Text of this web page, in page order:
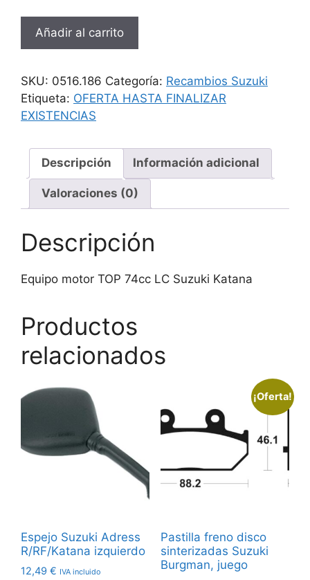
motor
74cc
LC
Suzuki
cantidad
Añadir al carrito
SKU: 0516.186 Categoría: Recambios Suzuki
Etiqueta: OFERTA HASTA FINALIZAR
EXISTENCIAS
Descripción Información adicional
Valoraciones (0)
Descripción
Equipo motor TOP 74cc LC Suzuki Katana
Productos
relacionados
Espejo Suzuki Adress
R/RF/Katana izquierdo
12,49 € IVA incluido
¡Oferta!
Pastilla freno disco
sinterizadas Suzuki
Burgman, juego